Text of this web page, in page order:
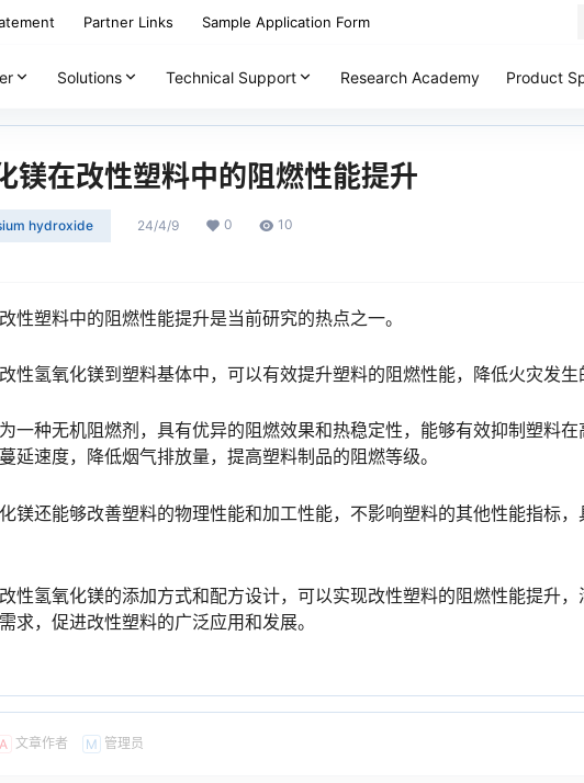
Partner Links Sample Application Form
Solutions Technical Support Research Academy Product
镁在改性塑料中的阻燃性能提升
hydroxide 24/4/9 0 10
性塑料中的阻燃性能提升是当前研究的热点之一。
性氢氧化镁到塑料基体中，可以有效提升塑料的阻燃性能，降低火灾发生
一种无机阻燃剂，具有优异的阻燃效果和热稳定性，能够有效抑制塑料
延速度，降低烟气排放量，提高塑料制品的阻燃等级。
镁还能够改善塑料的物理性能和加工性能，不影响塑料的其他性能指标，
性氢氧化镁的添加方式和配方设计，可以实现改性塑料的阻燃性能提升
求，促进改性塑料的广泛应用和发展。
A 文章作者 M 管理员